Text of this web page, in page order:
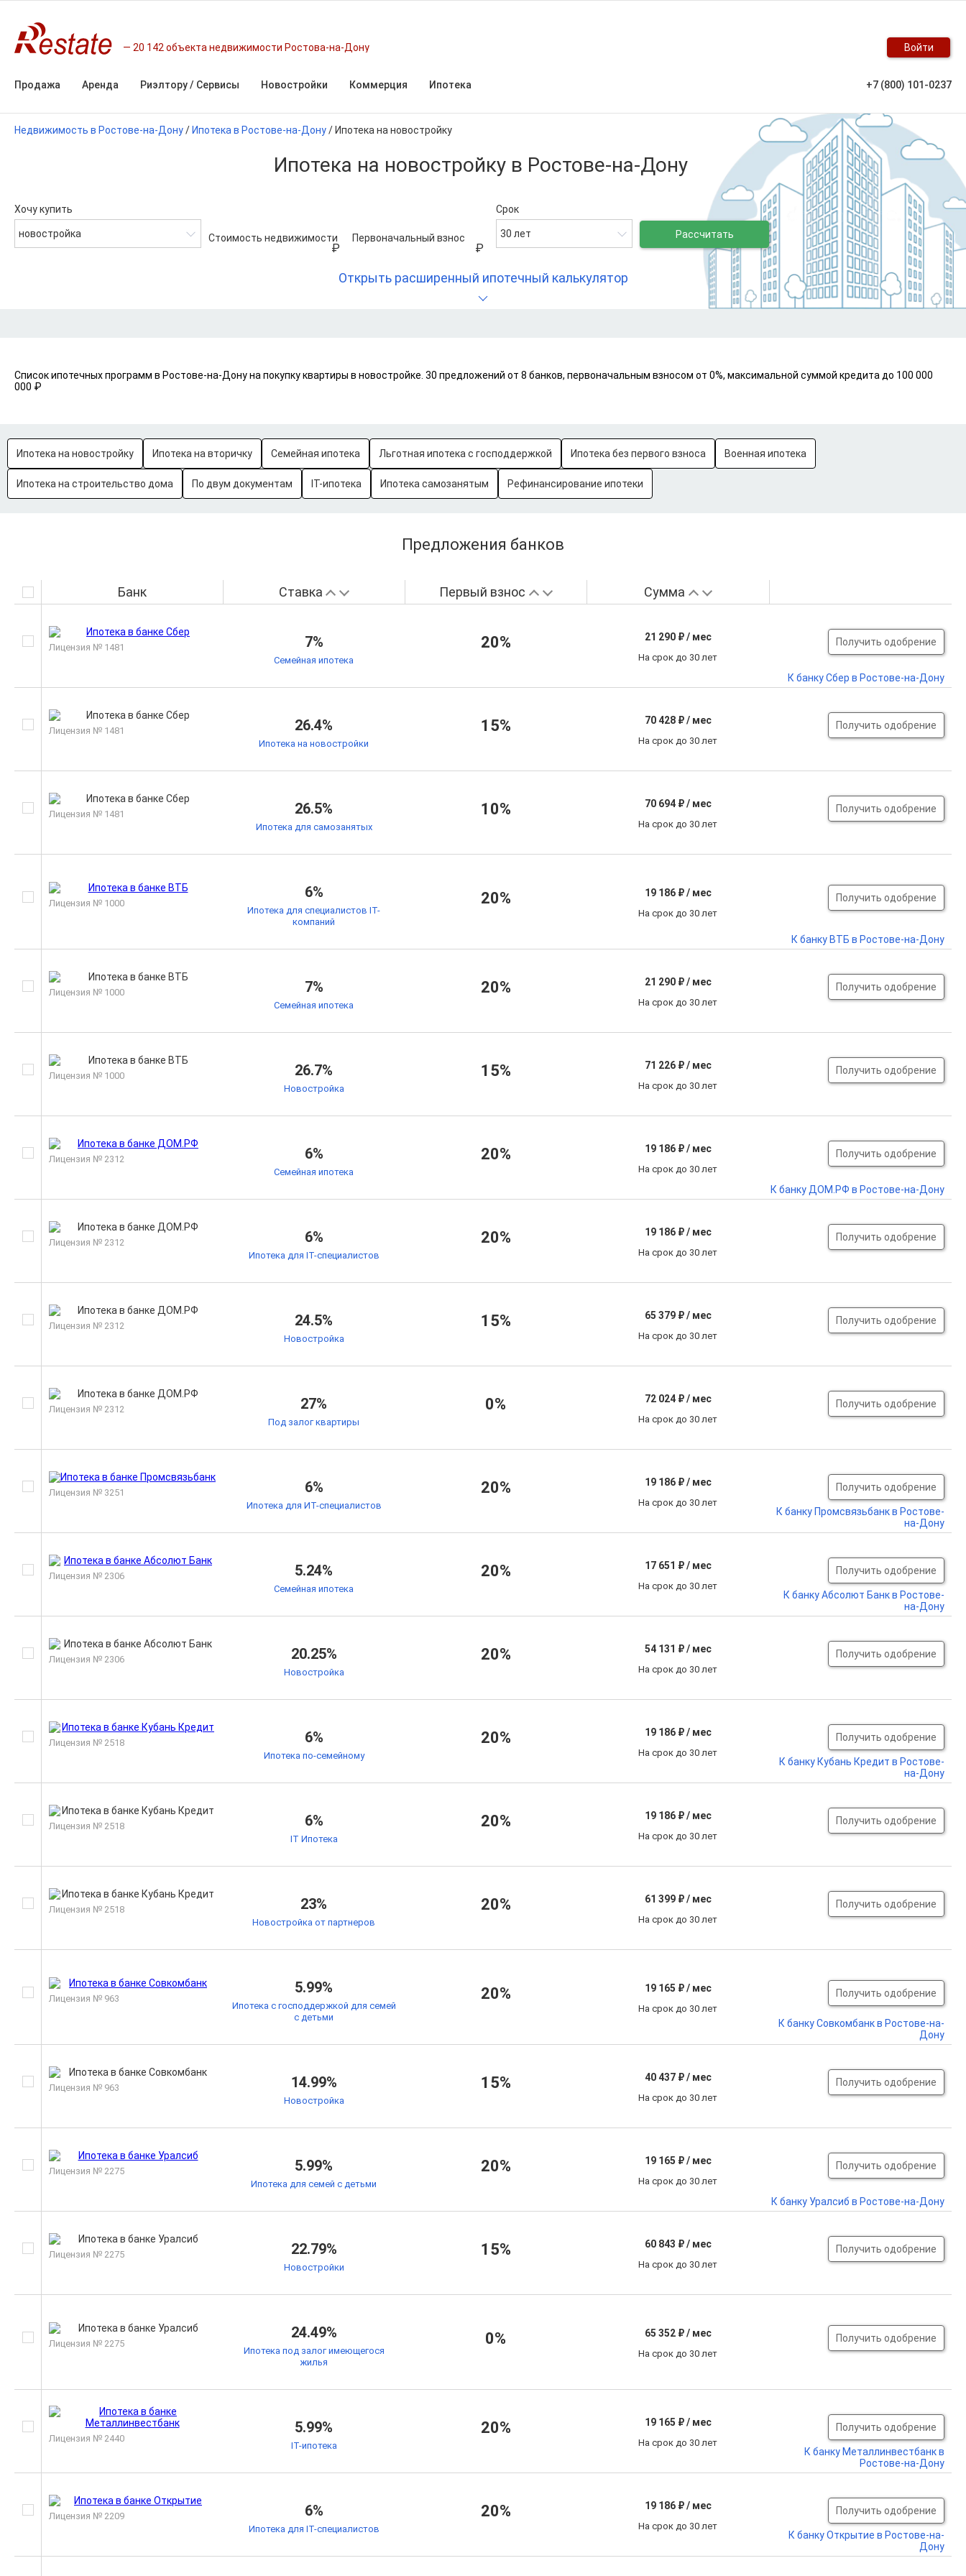
20 142 объекта недвижимости Ростова-на-Дону Войти
Продажа Аренда Риэлтору / Сервисы Новостройки Коммерция Ипотека +7 (800) 101-0237
Недвижимость в Ростове-на-Дону/ Ипотека в Ростове-на-Дону/ Ипотека на новостройку
Ипотека на новостройку в Ростове-на-Дону
Хочу купить
новостройка Стоимость недвижимости Первоначальный взнос
Срок
30 лет Рассчитать
Открыть расширенный ипотечный калькулятор
Список ипотечных программ в Ростове-на-Дону на покупку квартиры в новостройке. 30 предложений от 8 банков, первоначальным взносом от 0%, максимальной суммой кредита до 100 000
000 ₽
Ипотека на новостройку Ипотека на вторичку Семейная ипотека Льготная ипотека с господдержкой Ипотека без первого взноса Военная ипотека
Ипотека на строительство дома По двум документам IT-ипотека Ипотека самозанятым Рефинансирование ипотеки
Предложения банков
Банк Ставка Первый взнос Сумма
Лицензия № 1481 7%
Семейная ипотека
20% 21 290 ₽ / мес
На срок до 30 лет
Получить одобрение
К банку Сбер в Ростове-на-Дону
Лицензия № 1481 26.4%
Ипотека на новостройки
15% 70 428 ₽ / мес
На срок до 30 лет
Получить одобрение
Лицензия № 1481 26.5%
Ипотека для самозанятых
10% 70 694 ₽ / мес
На срок до 30 лет
Получить одобрение
Лицензия № 1000
6%
Ипотека для специалистов IT-
компаний
20% 19 186 ₽ / мес
На срок до 30 лет
Получить одобрение
К банку ВТБ в Ростове-на-Дону
Лицензия № 1000 7%
Семейная ипотека
20% 21 290 ₽ / мес
На срок до 30 лет
Получить одобрение
Лицензия № 1000 26.7%
Новостройка
15% 71 226 ₽ / мес
На срок до 30 лет
Получить одобрение
Лицензия № 2312 6%
Семейная ипотека
20% 19 186 ₽ / мес
На срок до 30 лет
Получить одобрение
К банку ДОМ.РФ в Ростове-на-Дону
Лицензия № 2312 6%
Ипотека для IT-специалистов
20% 19 186 ₽ / мес
На срок до 30 лет
Получить одобрение
Лицензия № 2312 24.5%
Новостройка
15% 65 379 ₽ / мес
На срок до 30 лет
Получить одобрение
Лицензия № 2312 27%
Под залог квартиры
0% 72 024 ₽ / мес
На срок до 30 лет
Получить одобрение
Лицензия № 3251 6%
Ипотека для ИТ-специалистов
20% 19 186 ₽ / мес
На срок до 30 лет
Получить одобрение
К банку Промсвязьбанк в Ростове-
на-Дону
Лицензия № 2306 5.24%
Семейная ипотека
20% 17 651 ₽ / мес
На срок до 30 лет
Получить одобрение
К банку Абсолют Банк в Ростове-
на-Дону
Лицензия № 2306 20.25%
Новостройка
20% 54 131 ₽ / мес
На срок до 30 лет
Получить одобрение
Лицензия № 2518 6%
Ипотека по-семейному
20% 19 186 ₽ / мес
На срок до 30 лет
Получить одобрение
К банку Кубань Кредит в Ростове-
на-Дону
Лицензия № 2518 6%
IT Ипотека
20% 19 186 ₽ / мес
На срок до 30 лет
Получить одобрение
Лицензия № 2518 23%
Новостройка от партнеров
20% 61 399 ₽ / мес
На срок до 30 лет
Получить одобрение
Лицензия № 963
5.99%
Ипотека с господдержкой для семей
с детьми
20% 19 165 ₽ / мес
На срок до 30 лет
Получить одобрение
К банку Совкомбанк в Ростове-на-
Дону
Лицензия № 963 14.99%
Новостройка
15% 40 437 ₽ / мес
На срок до 30 лет
Получить одобрение
Лицензия № 2275 5.99%
Ипотека для семей с детьми
20% 19 165 ₽ / мес
На срок до 30 лет
Получить одобрение
К банку Уралсиб в Ростове-на-Дону
Лицензия № 2275 22.79%
Новостройки
15% 60 843 ₽ / мес
На срок до 30 лет
Получить одобрение
Лицензия № 2275
24.49%
Ипотека под залог имеющегося
жилья
0% 65 352 ₽ / мес
На срок до 30 лет
Получить одобрение
Лицензия № 2440
5.99%
IT-ипотека
20% 19 165 ₽ / мес
На срок до 30 лет
Получить одобрение
К банку Металлинвестбанк в
Ростове-на-Дону
Лицензия № 2209 6%
Ипотека для IT-специалистов
20% 19 186 ₽ / мес
На срок до 30 лет
Получить одобрение
К банку Открытие в Ростове-на-
Дону